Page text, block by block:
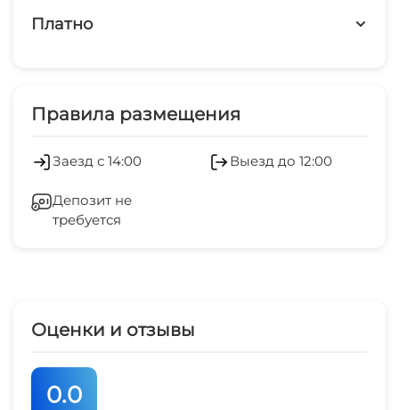
Платно
Спутниковое ТВ
Правила размещения
Заезд с 14:00 Выезд до 12:00
Депозит не
требуется
Оценки и отзывы
0.0